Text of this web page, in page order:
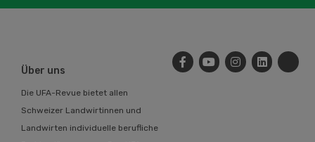
Über uns
Die UFA-Revue bietet allen
Schweizer Landwirtinnen und
Landwirten individuelle berufliche